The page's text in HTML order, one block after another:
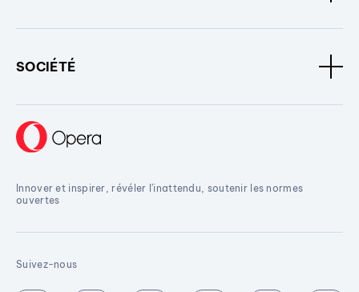
SOCIÉTÉ
Innover et inspirer, révéler l'inattendu, soutenir les normes
ouvertes
Suivez-nous